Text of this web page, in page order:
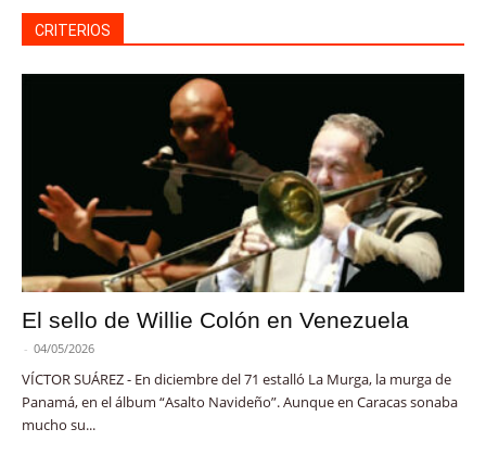
CRITERIOS
El sello de Willie Colón en Venezuela
- 04/05/2026
VÍCTOR SUÁREZ - En diciembre del 71 estalló La Murga, la murga de
Panamá, en el álbum “Asalto Navideño”. Aunque en Caracas sonaba
mucho su...